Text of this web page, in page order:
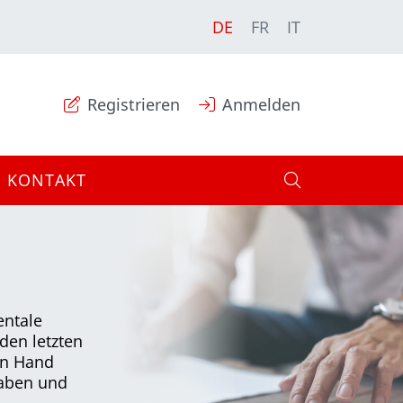
DE FR IT
Registrieren Anmelden
KONTAKT
letzten
Hand
und